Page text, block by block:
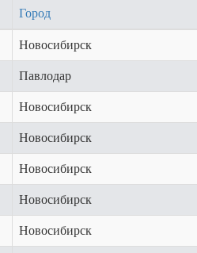
Город
Новосибирск
Павлодар
Новосибирск
Новосибирск
Новосибирск
Новосибирск
Новосибирск